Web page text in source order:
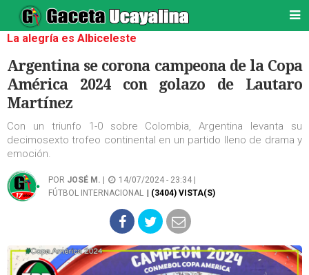
La alegría es Albiceleste
Argentina se corona campeona de la Copa
América 2024 con golazo de Lautaro
Martínez
Con un triunfo 1-0 sobre Colombia, Argentina levanta su
decimosexto trofeo continental en un partido lleno de drama y
emoción.
POR JOSÉ M.
14/07/2024 - 23:34 |
FÚTBOL INTERNACIONAL
| (3404) VISTA(S)